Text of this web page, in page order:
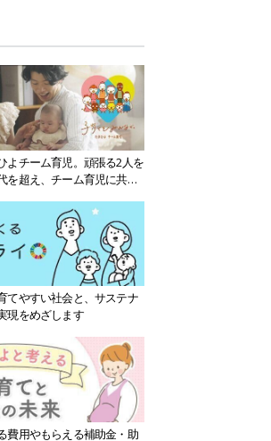
よチーム育児。頑張る2人を
を超え、チーム育児に共感
てやすい社会と、サステナ
現をめざします
費用やもらえる補助金・助